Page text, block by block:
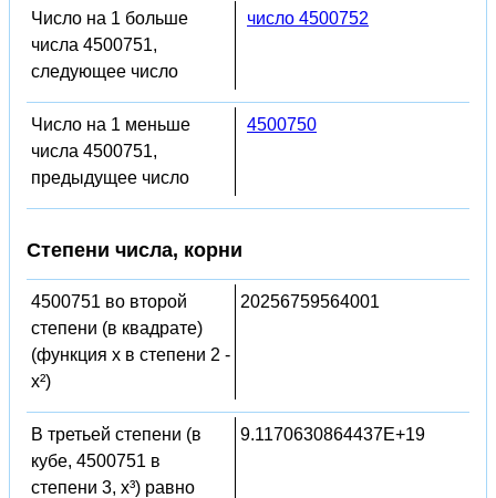
Число на 1 больше
числа 4500751,
следующее число
число 4500752
Число на 1 меньше
числа 4500751,
предыдущее число
4500750
Степени числа, корни
4500751 во второй
степени (в квадрате)
(функция x в степени 2 -
x²)
20256759564001
В третьей степени (в
кубе, 4500751 в
степени 3, x³) равно
9.1170630864437E+19